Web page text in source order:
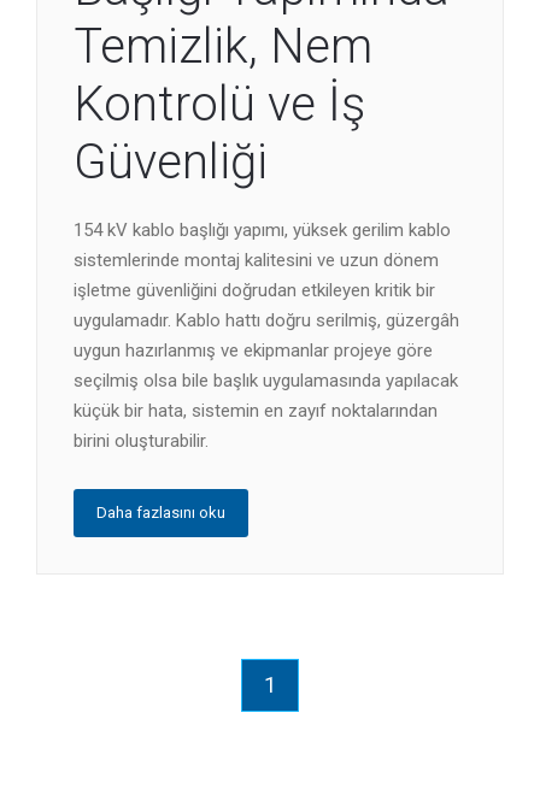
Temizlik, Nem
Kontrolü ve İş
Güvenliği
154 kV kablo başlığı yapımı, yüksek gerilim kablo
sistemlerinde montaj kalitesini ve uzun dönem
işletme güvenliğini doğrudan etkileyen kritik bir
uygulamadır. Kablo hattı doğru serilmiş, güzergâh
uygun hazırlanmış ve ekipmanlar projeye göre
seçilmiş olsa bile başlık uygulamasında yapılacak
küçük bir hata, sistemin en zayıf noktalarından
birini oluşturabilir.
Daha fazlasını oku
1